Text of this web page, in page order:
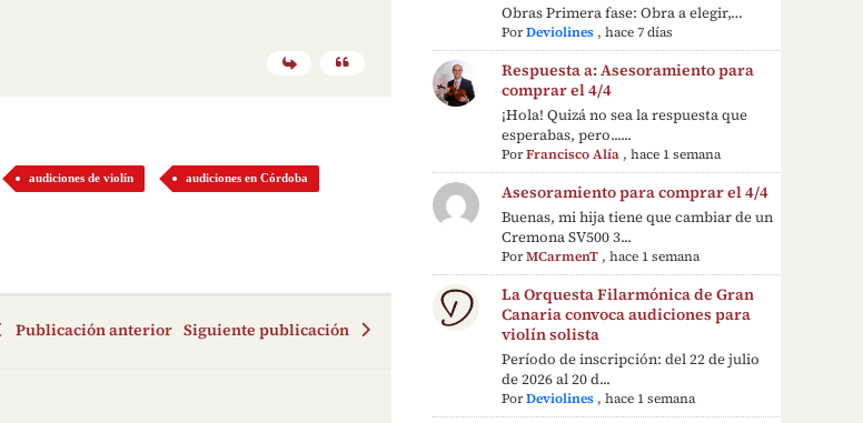
audiciones de violín audiciones en Córdoba
Publicación anterior Siguiente publicación
Obras Primera fase: Obra a elegir,…
PorDeviolines ,hace 7 días
Respuesta a: Asesoramiento para
comprar el 4/4
¡Hola! Quizá no sea la respuesta que
esperabas, pero......
PorFrancisco Alía ,hace 1 semana
Asesoramiento para comprar el 4/4
Buenas, mi hija tiene que cambiar de un
Cremona SV500 3...
PorMCarmenT ,hace 1 semana
La Orquesta Filarmónica de Gran
Canaria convoca audiciones para
violín solista
Período de inscripción: del 22 de julio
de 2026 al 20 d...
PorDeviolines ,hace 1 semana